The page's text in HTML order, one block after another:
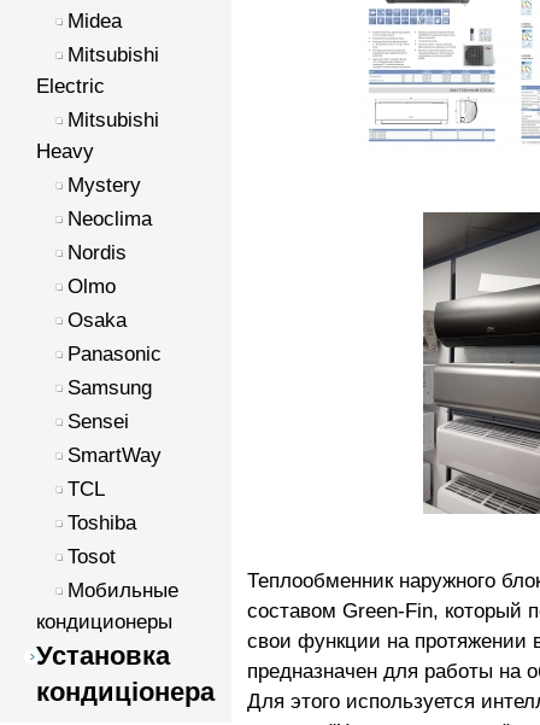
Midea
Mitsubishi
Electric
Mitsubishi
Heavy
Mystery
Neoclima
Nordis
Olmo
Osaka
Panasonic
Samsung
Sensei
SmartWay
TCL
Toshiba
Tosot
Мобильные
кондиционеры
Установка
кондиціонера
Теплообменник наружного
составом Green-Fin, который
свои функции на протяжении
предназначен для работы на
Для этого используется